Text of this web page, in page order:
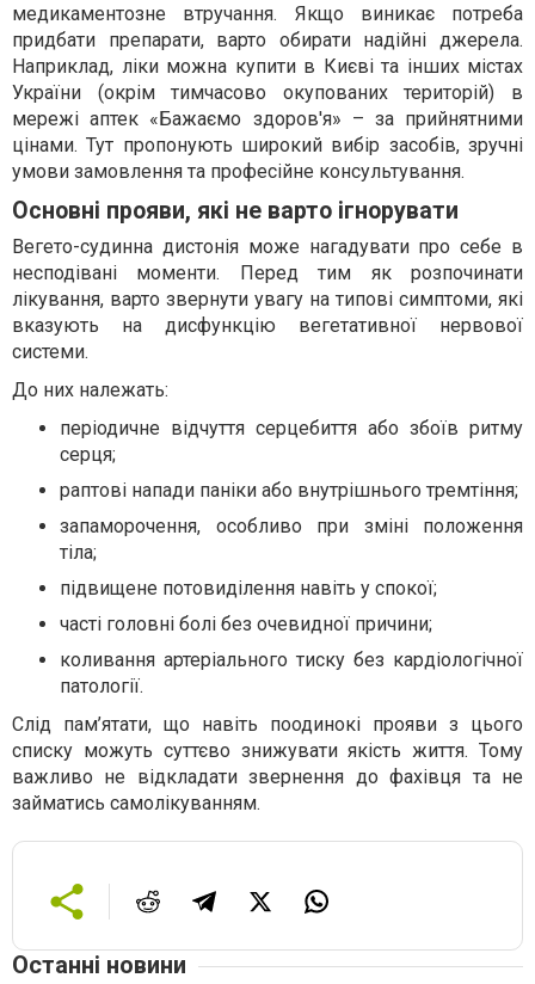
медикаментозне втручання. Якщо виникає потреба
придбати препарати, варто обирати надійні джерела.
Наприклад, ліки можна купити в Києві та інших містах
України (окрім тимчасово окупованих територій) в
мережі аптек «Бажаємо здоров'я» – за прийнятними
цінами. Тут пропонують широкий вибір засобів, зручні
умови замовлення та професійне консультування.
Основні прояви, які не варто ігнорувати
Вегето-судинна дистонія може нагадувати про себе в
несподівані моменти. Перед тим як розпочинати
лікування, варто звернути увагу на типові симптоми, які
вказують на дисфункцію вегетативної нервової
системи.
До них належать:
періодичне відчуття серцебиття або збоїв ритму
серця;
раптові напади паніки або внутрішнього тремтіння;
запаморочення, особливо при зміні положення
тіла;
підвищене потовиділення навіть у спокої;
часті головні болі без очевидної причини;
коливання артеріального тиску без кардіологічної
патології.
Слід пам’ятати, що навіть поодинокі прояви з цього
списку можуть суттєво знижувати якість життя. Тому
важливо не відкладати звернення до фахівця та не
займатись самолікуванням.
Останні новини